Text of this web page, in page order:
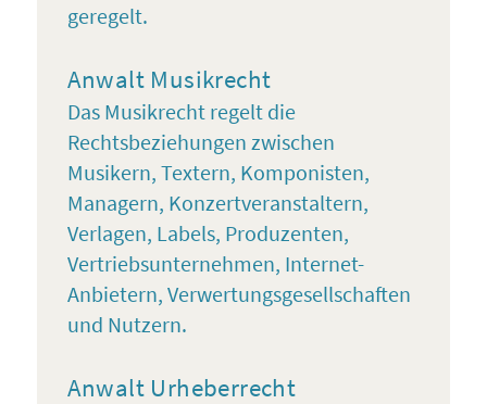
geregelt.
Anwalt Musikrecht
Das Musikrecht regelt die
Rechtsbeziehungen zwischen
Musikern, Textern, Komponisten,
Managern, Konzertveranstaltern,
Verlagen, Labels, Produzenten,
Vertriebsunternehmen, Internet-
Anbietern, Verwertungsgesellschaften
und Nutzern.
Anwalt Urheberrecht